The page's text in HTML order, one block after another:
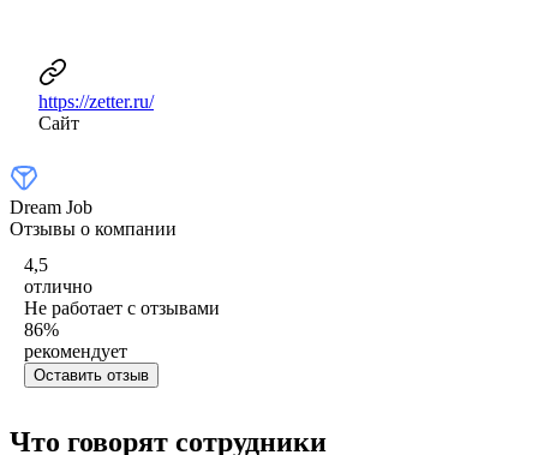
https://zetter.ru/
Сайт
Dream Job
Отзывы о компании
4,5
отлично
Не работает с отзывами
86%
рекомендует
Оставить отзыв
Что говорят сотрудники